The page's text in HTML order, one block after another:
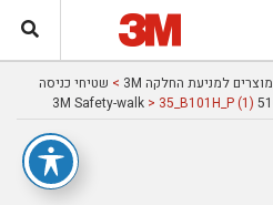
מוצרים למניעת החלקה 3M > שטיחי כניסה
> 35_B101H_P (1)